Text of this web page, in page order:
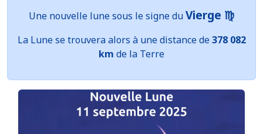
Une nouvelle lune sous le signe duVierge ♍
La Lune se trouvera alors à une distance de378 082
km de la Terre